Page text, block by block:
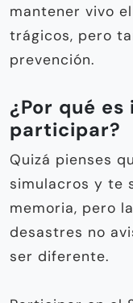
mantener vivo
trágicos, pero
prevención.
¿Por qué
participar?
Quizá pienses
simulacros y te
memoria, pero
desastres no
ser diferente.